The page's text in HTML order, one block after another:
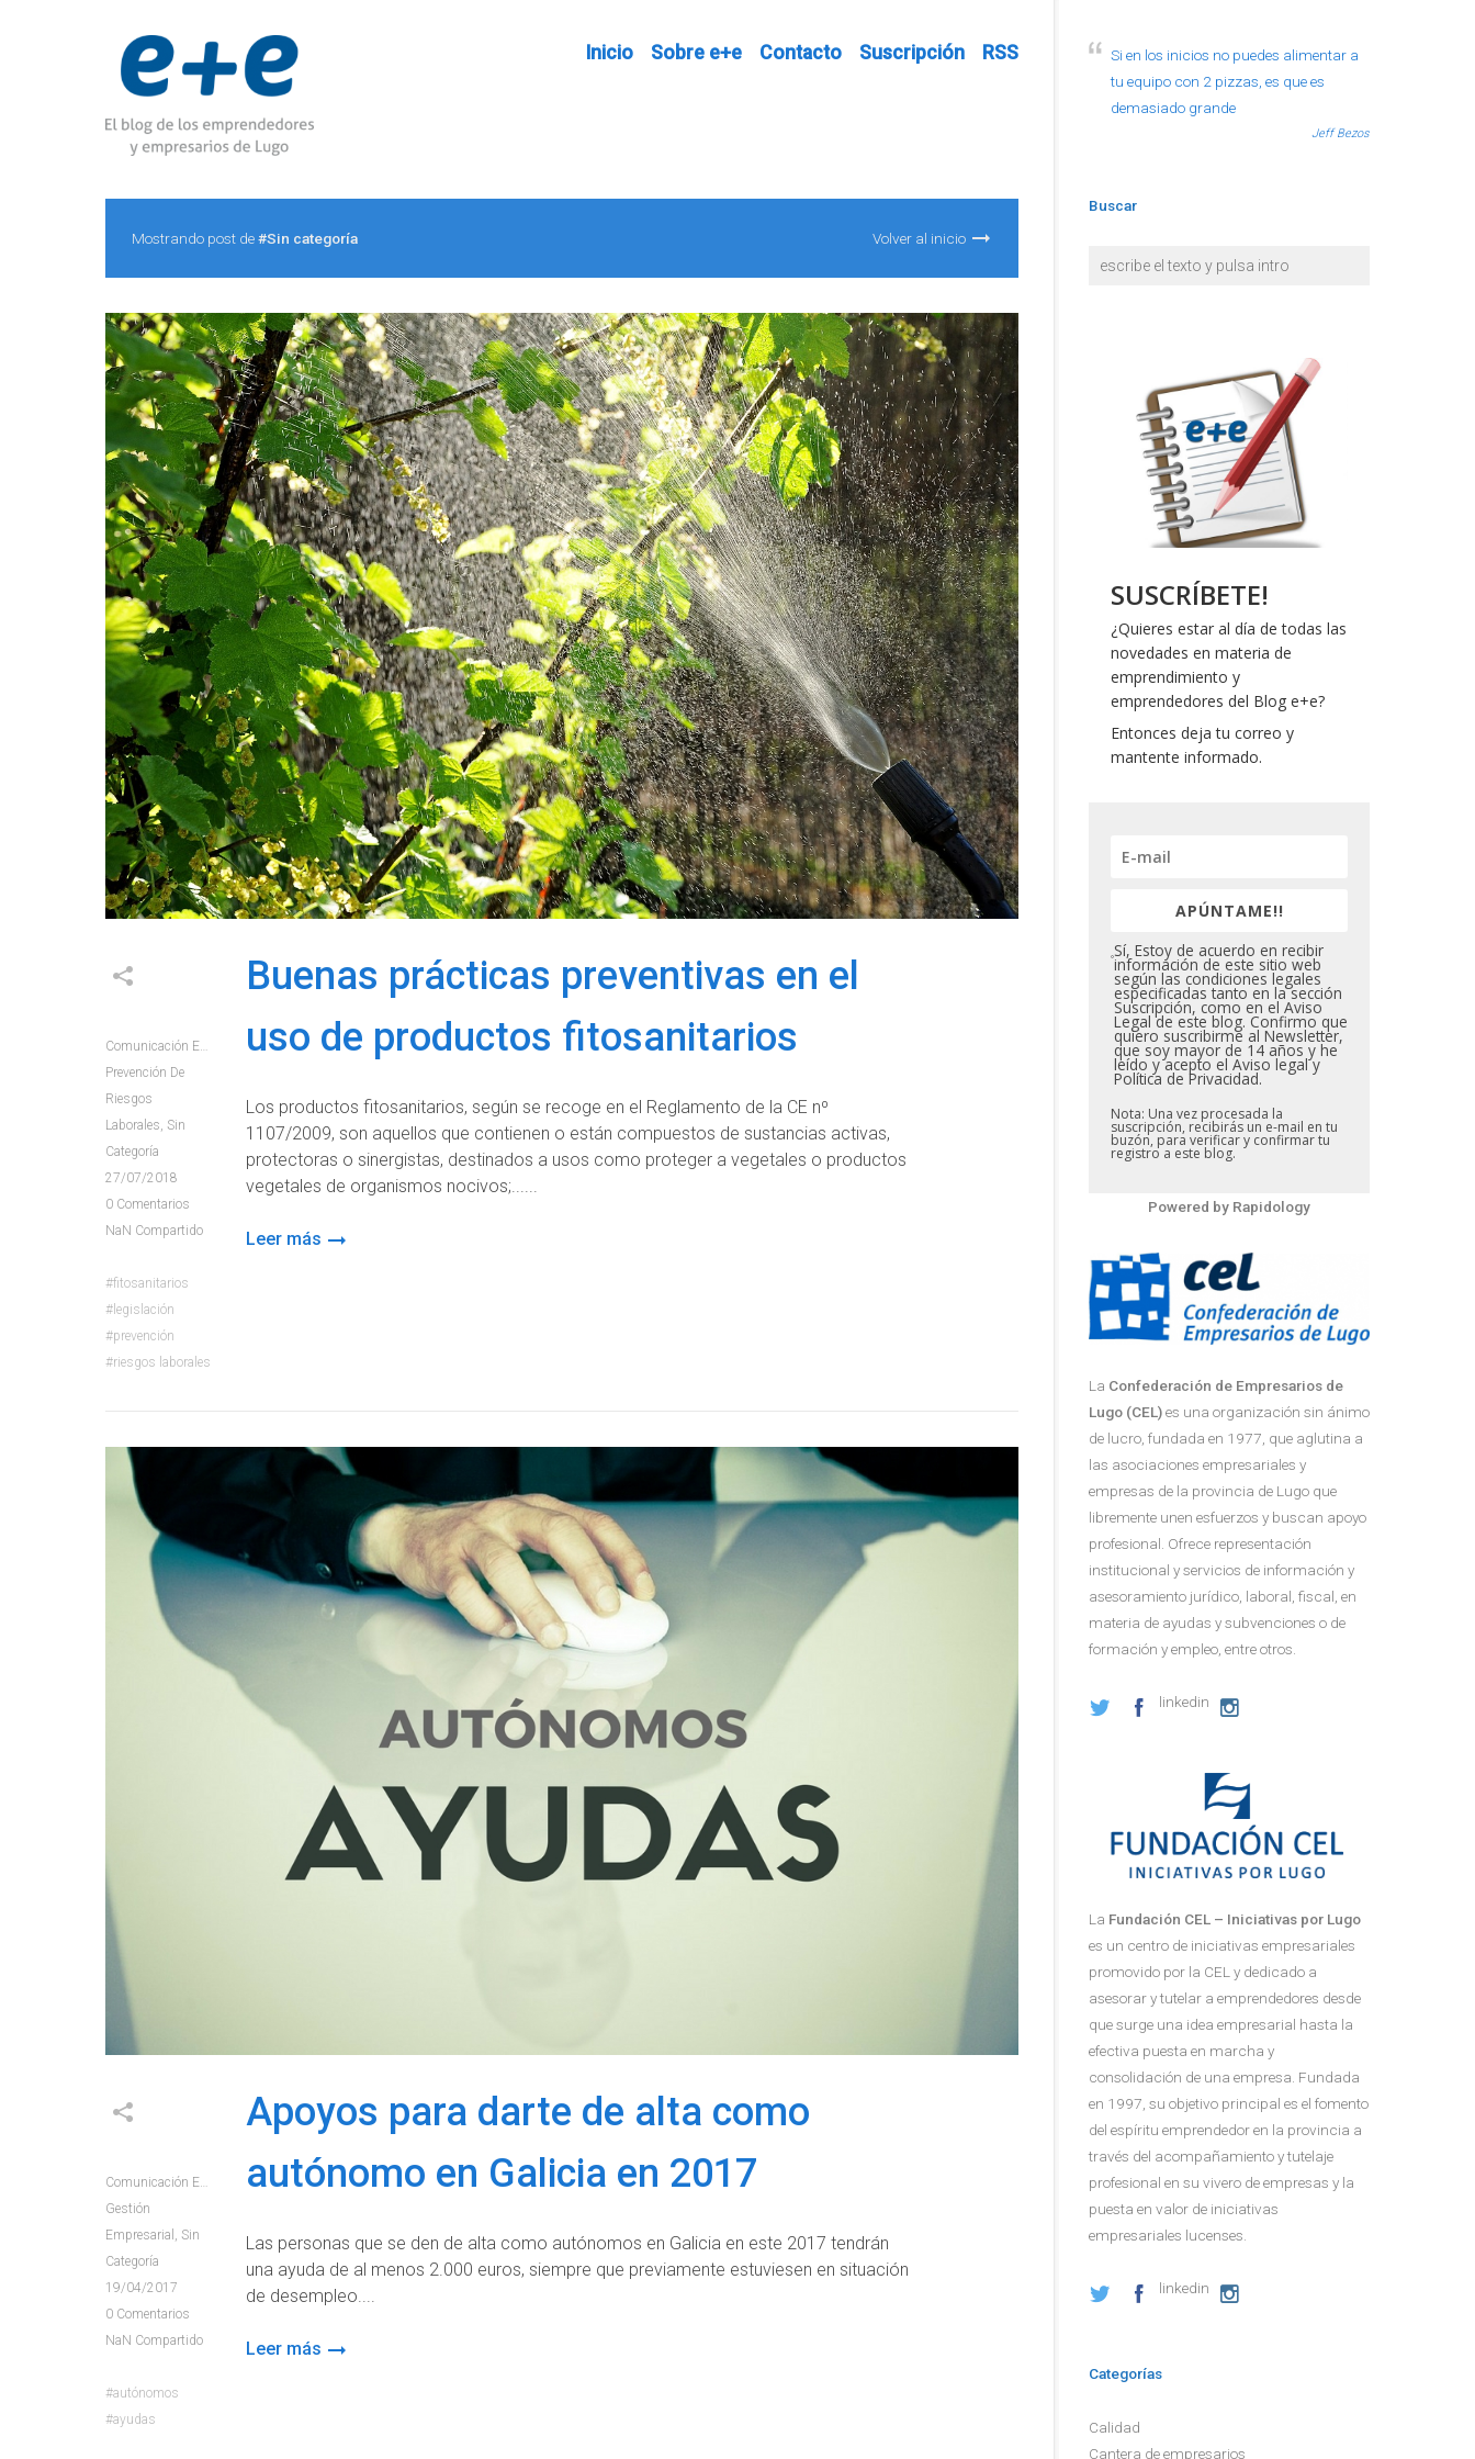
Inicio Sobre e+e Contacto Suscripción RSS
Mostrando post de#Sin categoría Volver al inicio
Comunicación E+e
Prevención De
Riesgos
Laborales, Sin
Categoría
27/07/2018
0 Comentarios
NaN Compartido
fitosanitarios
legislación
prevención
riesgos laborales
Buenas prácticas preventivas en el
uso de productos fitosanitarios
Los productos fitosanitarios, según se recoge en el Reglamento de la CE nº
1107/2009, son aquellos que contienen o están compuestos de sustancias activas,
protectoras o sinergistas, destinados a usos como proteger a vegetales o productos
vegetales de organismos nocivos;...
Leer más
Comunicación E+e
Gestión
Empresarial , Sin
Categoría
19/04/2017
0 Comentarios
NaN Compartido
autónomos
ayudas
Apoyos para darte de alta como
autónomo en Galicia en 2017
Las personas que se den de alta como autónomos en Galicia en este 2017 tendrán
una ayuda de al menos 2.000 euros, siempre que previamente estuviesen en situación
de desempleo.
Leer más
Si en los inicios no puedes alimentar a
tu equipo con 2 pizzas, es que es
demasiado grande
Jeff Bezos
Buscar
SUSCRÍBETE!
¿Quieres estar al día de todas las
novedades en materia de
emprendimiento y
emprendedores del Blog e+e?
Entonces deja tu correo y
mantente informado.
APÚNTAME!!
Sí, Estoy de acuerdo en recibir
información de este sitio web
según las condiciones legales
especificadas tanto en la sección
Suscripción, como en el Aviso
Legal de este blog. Confirmo que
quiero suscribirme al Newsletter,
que soy mayor de 14 años y he
leído y acepto el Aviso legal y
Política de Privacidad.
Nota: Una vez procesada la
suscripción, recibirás un e-mail en tu
buzón, para verificar y confirmar tu
registro a este blog.
Powered by Rapidology
La Confederación de Empresarios de
Lugo (CEL)es una organización sin ánimo
de lucro, fundada en 1977, que aglutina a
las asociaciones empresariales y
empresas de la provincia de Lugo que
libremente unen esfuerzos y buscan apoyo
profesional. Ofrece representación
institucional y servicios de información y
asesoramiento jurídico, laboral, fiscal, en
materia de ayudas y subvenciones o de
formación y empleo, entre otros.
linkedin
La Fundación CEL – Iniciativas por Lugo
es un centro de iniciativas empresariales
promovido por la CEL y dedicado a
asesorar y tutelar a emprendedores desde
que surge una idea empresarial hasta la
efectiva puesta en marcha y
consolidación de una empresa. Fundada
en 1997, su objetivo principal es el fomento
del espíritu emprendedor en la provincia a
través del acompañamiento y tutelaje
profesional en su vivero de empresas y la
puesta en valor de iniciativas
empresariales lucenses.
linkedin
Categorías
Calidad
Cantera de empresarios